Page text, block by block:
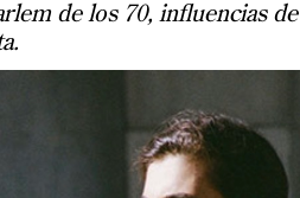
de los 70, influencias de